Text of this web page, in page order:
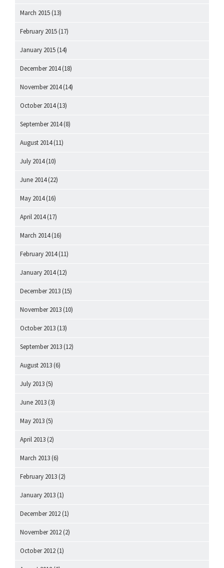
March 2015 (13)
February 2015 (17)
January 2015 (14)
December 2014(18)
November 2014(14)
October 2014(13)
September 2014(8)
August 2014(11)
July 2014(10)
June 2014(22)
May 2014(16)
April 2014(17)
March 2014(16)
February 2014(11)
January 2014(12)
December 2013 (15)
November 2013 (10)
October 2013 (13)
September 2013 (12)
August 2013 (6)
July 2013 (5)
June 2013 (3)
May 2013 (5)
April 2013 (2)
March 2013 (6)
February 2013 (2)
January 2013 (1)
December 2012 (1)
November 2012 (2)
October 2012 (1)